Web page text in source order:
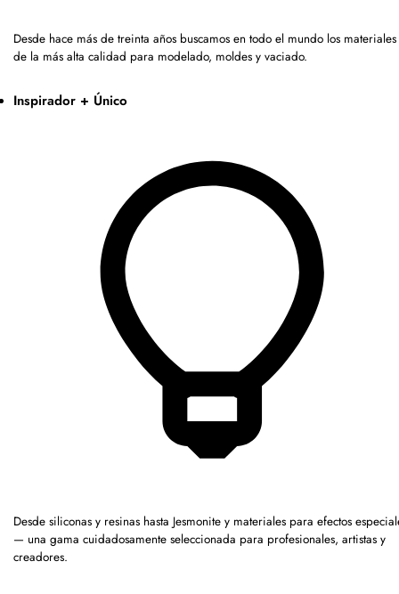
Desde hace más de treinta años buscamos en todo el mundo los materiales
de la más alta calidad para modelado, moldes y vaciado.
Inspirador + Único
Desde siliconas y resinas hasta Jesmonite y materiales para efectos
— una gama cuidadosamente seleccionada para profesionales, artistas y
creadores.